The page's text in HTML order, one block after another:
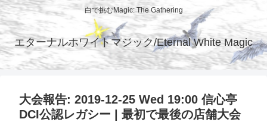
白で挑むMagic: The Gathering
エターナルホワイトマジック/Eternal White Magic
大会報告: 2019-12-25 Wed 19:00 信心亭
DCI公認レガシー | 最初で最後の店舗大会